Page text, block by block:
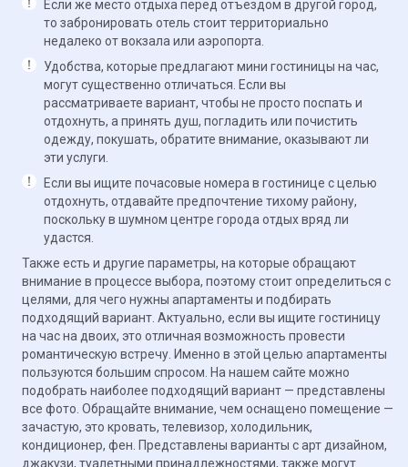
Если же место отдыха перед отъездом в другой город,
то забронировать отель стоит территориально
недалеко от вокзала или аэропорта.
Удобства, которые предлагают мини гостиницы на час,
могут существенно отличаться. Если вы
рассматриваете вариант, чтобы не просто поспать и
отдохнуть, а принять душ, погладить или почистить
одежду, покушать, обратите внимание, оказывают ли
эти услуги.
Если вы ищите почасовые номера в гостинице с целью
отдохнуть, отдавайте предпочтение тихому району,
поскольку в шумном центре города отдых вряд ли
удастся.
Также есть и другие параметры, на которые обращают
внимание в процессе выбора, поэтому стоит определиться с
целями, для чего нужны апартаменты и подбирать
подходящий вариант. Актуально, если вы ищите гостиницу
на час на двоих, это отличная возможность провести
романтическую встречу. Именно в этой целью апартаменты
пользуются большим спросом. На нашем сайте можно
подобрать наиболее подходящий вариант — представлены
все фото. Обращайте внимание, чем оснащено помещение —
зачастую, это кровать, телевизор, холодильник,
кондиционер, фен. Представлены варианты с арт дизайном,
джакузи, туалетными принадлежностями, также могут